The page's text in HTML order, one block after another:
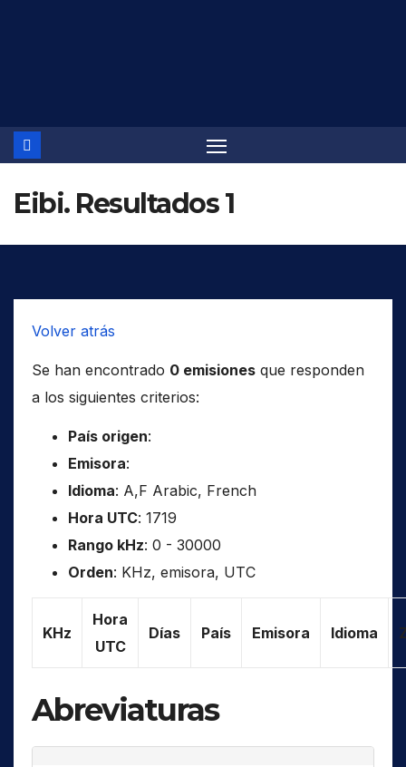
Eibi. Resultados 1
Volver atrás
Se han encontrado 0 emisiones que responden
a los siguientes criterios:
País origen:
Emisora:
Idioma: A,F Arabic, French
Hora UTC: 1719
Rango kHz: 0 - 30000
Orden: KHz, emisora, UTC
KHz
Hora
UTC
Días País Emisora Idioma
Abreviaturas